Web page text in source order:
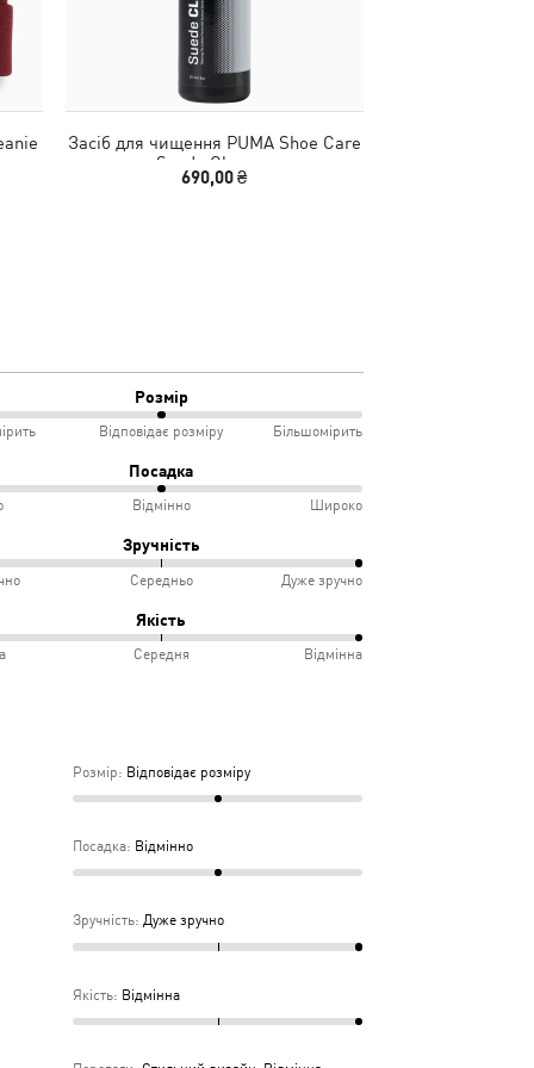
Засіб для чищення PUMA Shoe Care
Suede Cleaner
690,00 ₴
Розмір
Відповідає розміру Більшомірить
Посадка
Відмінно Широко
Зручність
Середньо Дуже зручно
Якість
Середня Відмінна
Розмір: Відповідає розміру
Посадка: Відмінно
Зручність: Дуже зручно
Якість: Відмінна